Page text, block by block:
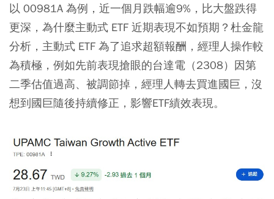
以 00981A 為例，近一個月跌幅逾9%，比大盤跌得
更深，為什麼主動式 ETF 近期表現不如預期？杜金龍
分析，主動式 ETF 為了追求超額報酬，經理人操作較
為積極，例如先前表現搶眼的台達電（2308）因第
二季估值過高、被調節掉，經理人轉去買進國巨，沒
想到國巨隨後持續修正，影響ETF績效表現。